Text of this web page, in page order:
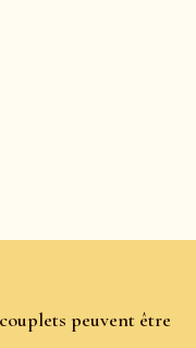
peuvent être